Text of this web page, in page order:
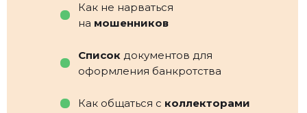
Как не нарваться
на мошенников
Как общаться с коллекторами
Список документов для
оформления банкротства